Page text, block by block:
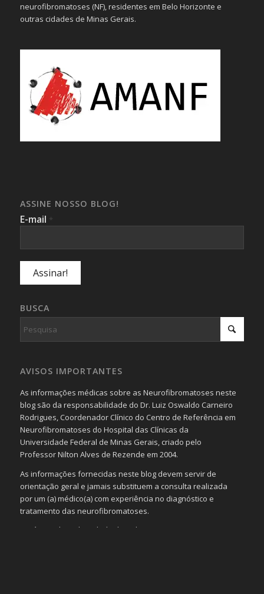
neurofibromatoses (NF), residentes em Belo Horizonte e
outras cidades de Minas Gerais.
ASSINE NOSSO BLOG!
E-mail *
BUSCA
AVISOS IMPORTANTES
As informações médicas sobre as Neurofibromatoses neste
blog são da responsabilidade do Dr. Luiz Oswaldo Carneiro
Rodrigues, Coordenador Clínico do Centro de Referência em
Neurofibromatoses do Hospital das Clínicas da
Universidade Federal de Minas Gerais, criado pelo
Professor Nilton Alves de Rezende em 2004.
As informações fornecidas neste blog devem servir de
orientação geral e jamais substituem a consulta realizada
por um (a) médico(a) com experiência no diagnóstico e
tratamento das neurofibromatoses.
Será omitida a identidade de todas as pessoas que